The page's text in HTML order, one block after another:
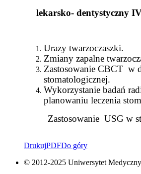
lekarsko- dentystyczny
Urazy twarzoczaszki.
Zmiany zapalne
Zastosowanie CBCT w
stomatologicznej.
Wykorzystanie badań
planowaniu leczenia
Zastosowanie USG w
DrukujPDFDo góry
© 2012-2025 Uniwersytet